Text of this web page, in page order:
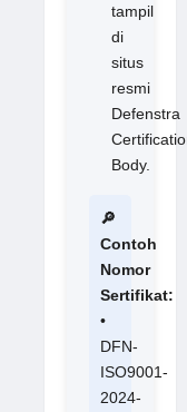
tampil
di
situs
resmi
Defenstra
Body.
🔎
Contoh
Nomor
Sertifikat:
•
DFN-
ISO9001-
2024-